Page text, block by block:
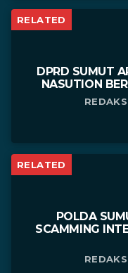
RELATED
DPRD SUMUT
NASUTION
RELATED
POLDA
SCAMMING